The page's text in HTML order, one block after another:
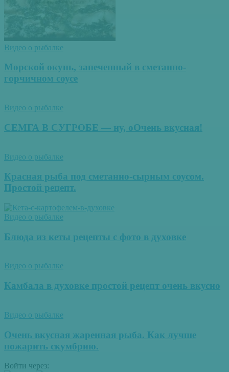
Видео о рыбалке
Морской окунь, запеченный в сметанно-
горчичном соусе
Видео о рыбалке
СЕМГА В СУГРОБЕ — ну, оОчень вкусная!
Видео о рыбалке
Красная рыба под сметанно-сырным соусом.
Простой рецепт.
Видео о рыбалке
Блюда из кеты рецепты с фото в духовке
Видео о рыбалке
Камбала в духовке простой рецепт очень вкусно
Видео о рыбалке
Очень вкусная жаренная рыба. Как лучше
пожарить скумбрию.
Войти через: